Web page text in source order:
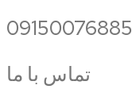
09150076885
تماس با ما